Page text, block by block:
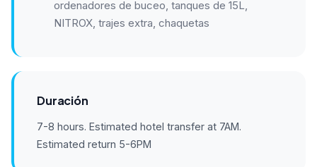
ordenadores de buceo, tanques de 15L,
NITROX, trajes extra, chaquetas
Duración
7-8 hours. Estimated hotel transfer at 7AM.
Estimated return 5-6PM